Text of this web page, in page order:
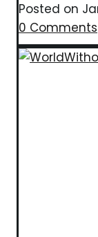
Posted on
0 Comments